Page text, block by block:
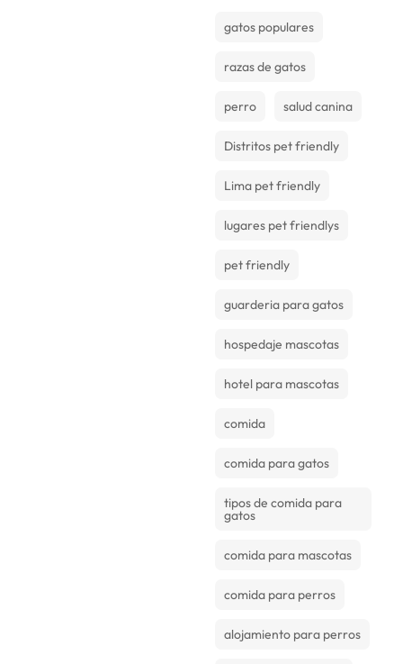
gatos populares
razas de gatos
perro salud canina
Distritos pet friendly
Lima pet friendly
lugares pet friendlys
pet friendly
guarderia para gatos
hospedaje mascotas
hotel para mascotas
comida
comida para gatos
tipos de comida para
gatos
comida para mascotas
comida para perros
alojamiento para perros